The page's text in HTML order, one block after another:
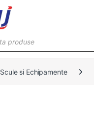
Scule si Echipamente